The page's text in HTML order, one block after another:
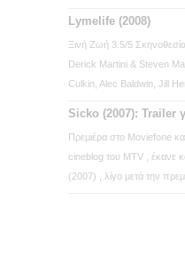
Lymelife (2008)
Ξινή Ζωή 3.5/5
Derick Martini & Steven
Culkin, Alec Baldwin, Jill
Sicko (2007): Trailer
Πρεμιέρα στο Moviefone
cineblog του MTV , έκανε
(2007) , λίγο μετά την